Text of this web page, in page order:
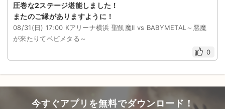
圧巻な2ステージ堪能しました！
またのご縁がありますように！
08/31(日) 17:00 Kアリーナ横浜 聖飢魔II vs BABYMETAL～悪魔
が来たりてベビメタる～
0
今すぐアプリを無料でダウンロード！